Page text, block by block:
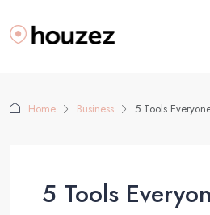
Home Business 5 Tools
5 Tools